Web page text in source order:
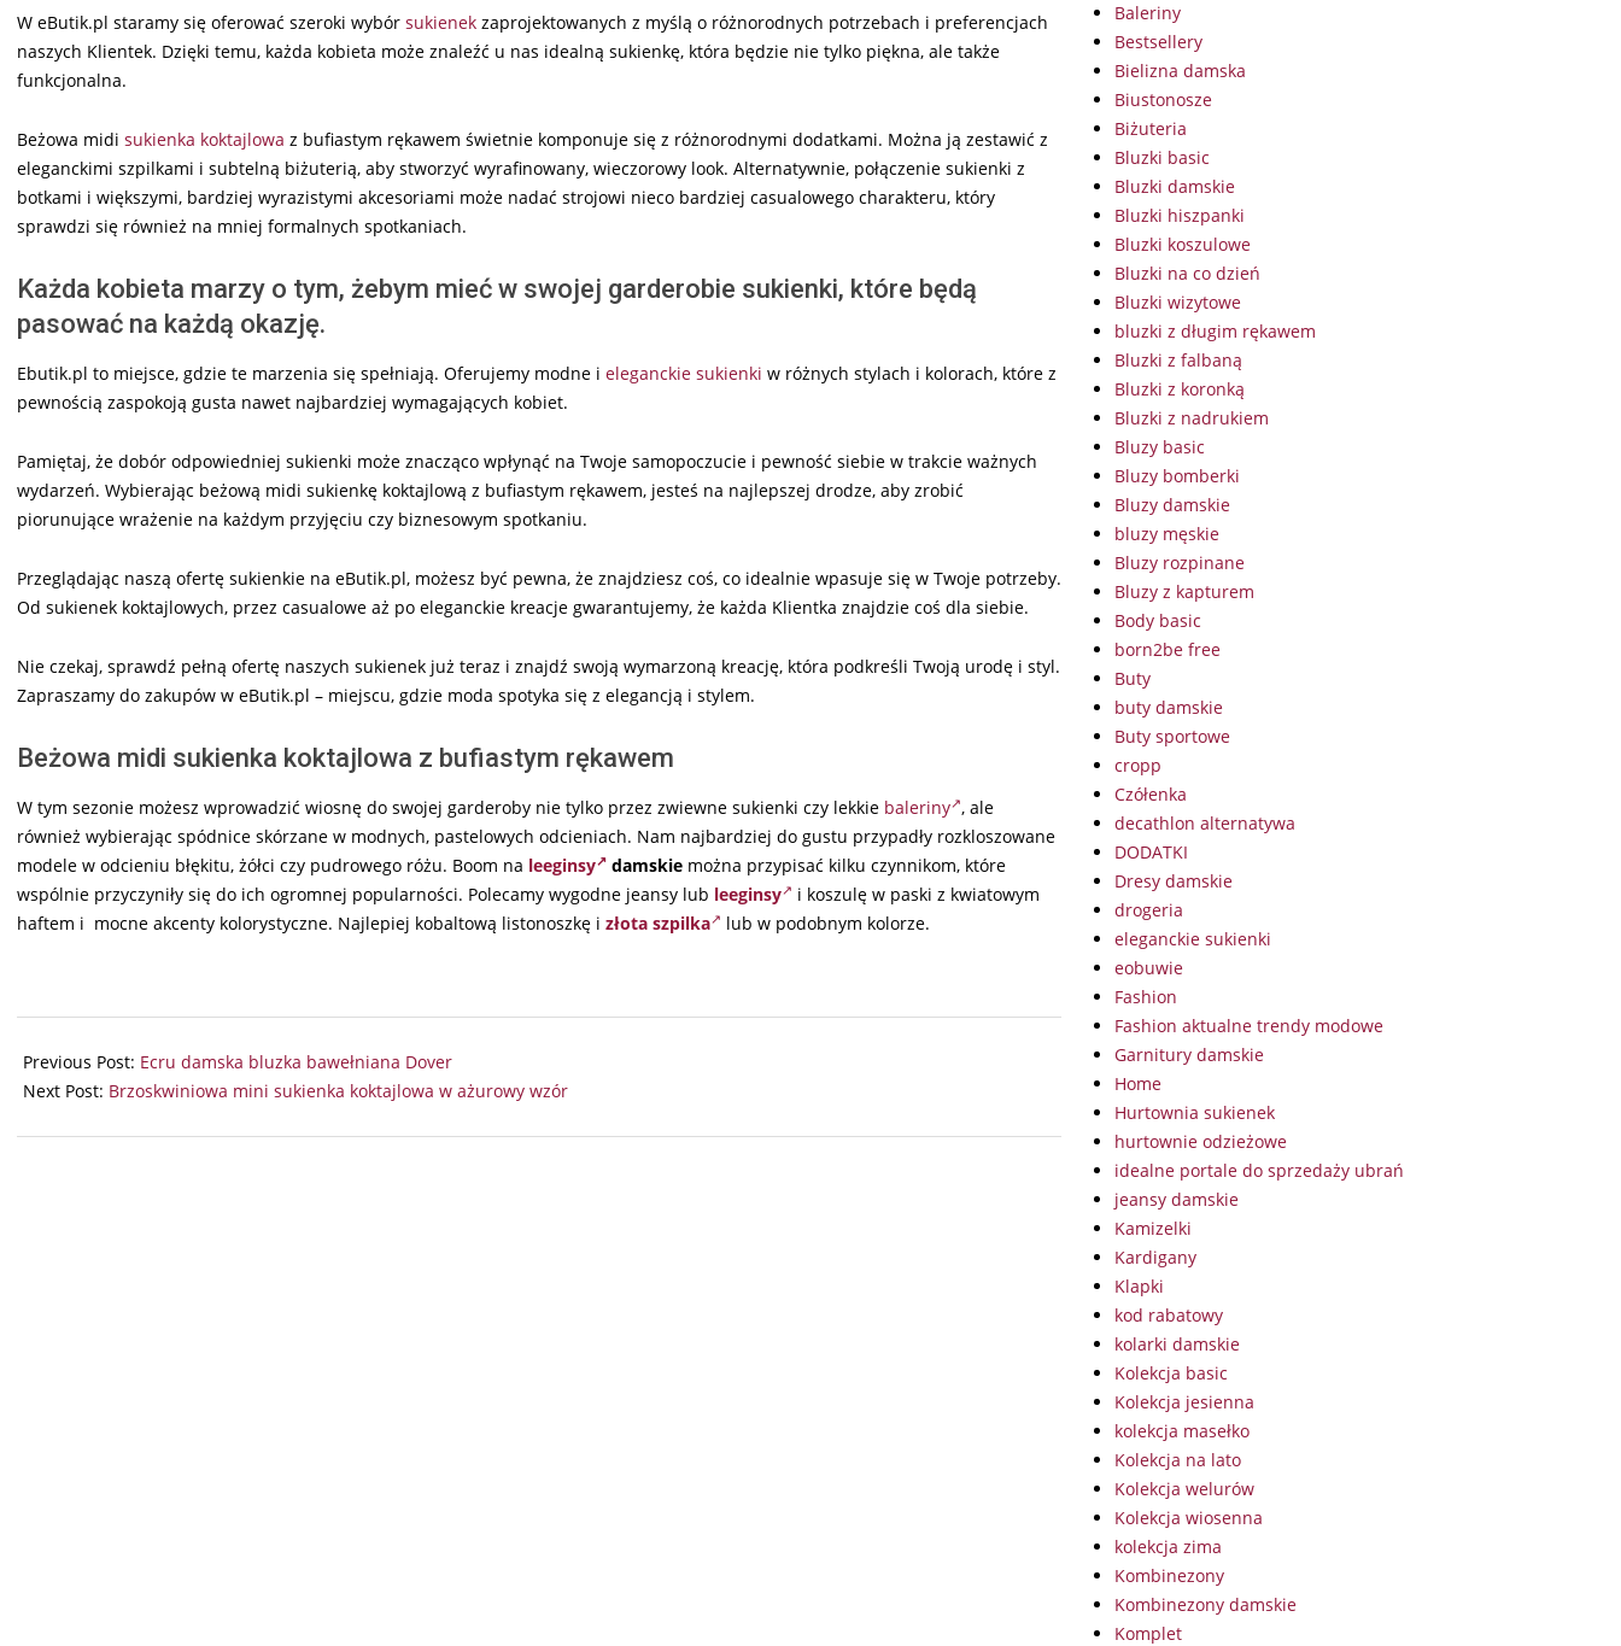
W eButik.pl staramy się oferować szeroki wybór sukienek zaprojektowanych z myślą o różnorodnych potrzebach i preferencjach
naszych Klientek. Dzięki temu, każda kobieta może znaleźć u nas idealną sukienkę, która będzie nie tylko piękna, ale także
funkcjonalna.
Beżowa midi sukienka koktajlowa z bufiastym rękawem świetnie komponuje się z różnorodnymi dodatkami. Można ją zestawić z
eleganckimi szpilkami i subtelną biżuterią, aby stworzyć wyrafinowany, wieczorowy look. Alternatywnie, połączenie sukienki z
botkami i większymi, bardziej wyrazistymi akcesoriami może nadać strojowi nieco bardziej casualowego charakteru, który
sprawdzi się również na mniej formalnych spotkaniach.
Każda kobieta marzy o tym, żebym mieć w swojej garderobie sukienki, które będą
pasować na każdą okazję.
Ebutik.pl to miejsce, gdzie te marzenia się spełniają. Oferujemy modne i eleganckie sukienki w różnych stylach i kolorach, które z
pewnością zaspokoją gusta nawet najbardziej wymagających kobiet.
Pamiętaj, że dobór odpowiedniej sukienki może znacząco wpłynąć na Twoje samopoczucie i pewność siebie w trakcie ważnych
wydarzeń. Wybierając beżową midi sukienkę koktajlową z bufiastym rękawem, jesteś na najlepszej drodze, aby zrobić
piorunujące wrażenie na każdym przyjęciu czy biznesowym spotkaniu.
Przeglądając naszą ofertę sukienkie na eButik.pl, możesz być pewna, że znajdziesz coś, co idealnie wpasuje się w Twoje potrzeby.
Od sukienek koktajlowych, przez casualowe aż po eleganckie kreacje gwarantujemy, że każda Klientka znajdzie coś dla siebie.
Nie czekaj, sprawdź pełną ofertę naszych sukienek już teraz i znajdź swoją wymarzoną kreację, która podkreśli Twoją urodę i styl.
Zapraszamy do zakupów w eButik.pl – miejscu, gdzie moda spotyka się z elegancją i stylem.
Beżowa midi sukienka koktajlowa z bufiastym rękawem
W tym sezonie możesz wprowadzić wiosnę do swojej garderoby nie tylko przez zwiewne sukienki czy lekkie baleriny , ale
również wybierając spódnice skórzane w modnych, pastelowych odcieniach. Nam najbardziej do gustu przypadły rozkloszowane
modele w odcieniu błękitu, żółci czy pudrowego różu. Boom na leeginsy damskie można przypisać kilku czynnikom, które
wspólnie przyczyniły się do ich ogromnej popularności. Polecamy wygodne jeansy lub leeginsy
i koszulę w paski z kwiatowym
haftem i mocne akcenty kolorystyczne. Najlepiej kobaltową listonoszkę i złota szpilka lub w podobnym kolorze.
07-
04
Previous Post: Ecru damska bluzka bawełniana Dover
Next Post: Brzoskwiniowa mini sukienka koktajlowa w ażurowy wzór
Baleriny
Bestsellery
Bielizna damska
Biustonosze
Biżuteria
Bluzki basic
Bluzki damskie
Bluzki hiszpanki
Bluzki koszulowe
Bluzki na co dzień
Bluzki wizytowe
bluzki z długim rękawem
Bluzki z falbaną
Bluzki z koronką
Bluzki z nadrukiem
Bluzy basic
Bluzy bomberki
Bluzy damskie
bluzy męskie
Bluzy rozpinane
Bluzy z kapturem
Body basic
born2be free
Buty
buty damskie
Buty sportowe
cropp
Czółenka
decathlon alternatywa
DODATKI
Dresy damskie
drogeria
eleganckie sukienki
eobuwie
Fashion
Fashion aktualne trendy modowe
Garnitury damskie
Home
Hurtownia sukienek
hurtownie odzieżowe
idealne portale do sprzedaży ubrań
jeansy damskie
Kamizelki
Kardigany
Klapki
kod rabatowy
kolarki damskie
Kolekcja basic
Kolekcja jesienna
kolekcja masełko
Kolekcja na lato
Kolekcja welurów
Kolekcja wiosenna
kolekcja zima
Kombinezony
Kombinezony damskie
Komplet